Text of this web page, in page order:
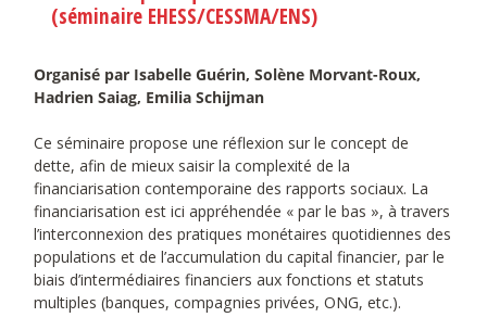
(séminaire EHESS/CESSMA/ENS)
Organisé par Isabelle Guérin, Solène Morvant-Roux,
Hadrien Saiag, Emilia Schijman
Ce séminaire propose une réflexion sur le concept de
dette, afin de mieux saisir la complexité de la
financiarisation contemporaine des rapports sociaux. La
financiarisation est ici appréhendée « par le bas », à travers
l’interconnexion des pratiques monétaires quotidiennes des
populations et de l’accumulation du capital financier, par le
biais d’intermédiaires financiers aux fonctions et statuts
multiples (banques, compagnies privées, ONG, etc.).